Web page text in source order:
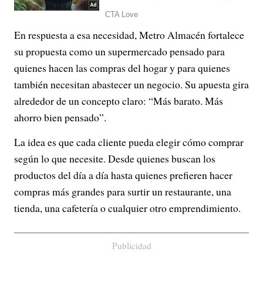
En respuesta a esa necesidad, Metro Almacén fortalece
su propuesta como un supermercado pensado para
quienes hacen las compras del hogar y para quienes
también necesitan abastecer un negocio. Su apuesta gira
alrededor de un concepto claro: “Más barato. Más
ahorro bien pensado”.
La idea es que cada cliente pueda elegir cómo comprar
según lo que necesite. Desde quienes buscan los
productos del día a día hasta quienes prefieren hacer
compras más grandes para surtir un restaurante, una
tienda, una cafetería o cualquier otro emprendimiento.
Publicidad